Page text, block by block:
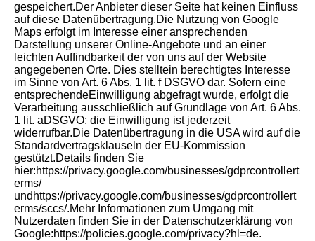
gespeichert.Der Anbieter dieser Seite hat keinen Einfluss
auf diese Datenübertragung.Die Nutzung von Google
Maps erfolgt im Interesse einer ansprechenden
Darstellung unserer Online-Angebote und an einer
leichten Auffindbarkeit der von uns auf der Website
angegebenen Orte. Dies stelltein berechtigtes Interesse
im Sinne von Art. 6 Abs. 1 lit. f DSGVO dar. Sofern eine
entsprechendeEinwilligung abgefragt wurde, erfolgt die
Verarbeitung ausschließlich auf Grundlage von Art. 6 Abs.
1 lit. aDSGVO; die Einwilligung ist jederzeit
widerrufbar.Die Datenübertragung in die USA wird auf die
Standardvertragsklauseln der EU-Kommission
gestützt.Details finden Sie
hier:https://privacy.google.com/businesses/gdprcontrollert
erms/
undhttps://privacy.google.com/businesses/gdprcontrollert
erms/sccs/.Mehr Informationen zum Umgang mit
Nutzerdaten finden Sie in der Datenschutzerklärung von
Google:https://policies.google.com/privacy?hl=de.